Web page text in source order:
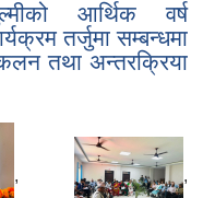
आर्थिक वर्ष
तर्जुमा सम्बन्धमा
तथा अन्तरक्रिया
, ,